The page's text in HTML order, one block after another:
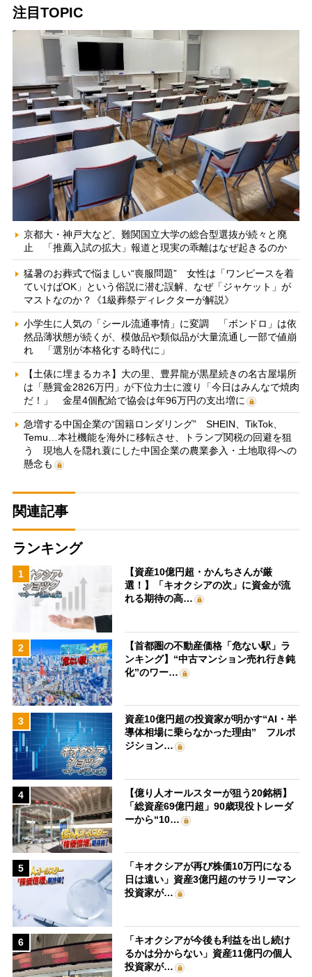
注目TOPIC
京都大・神戸大など、難関国立大学の総合型選抜が続々と廃
止 「推薦入試の拡大」報道と現実の乖離はなぜ起きるのか
猛暑のお葬式で悩ましい“喪服問題” 女性は「ワンピースを着
ていけばOK」という俗説に潜む誤解、なぜ「ジャケット」が
マストなのか？《1級葬祭ディレクターが解説》
小学生に人気の「シール流通事情」に変調 「ボンドロ」は依
然品薄状態が続くが、模倣品や類似品が大量流通し一部で値崩
れ 「選別が本格化する時代に」
【土俵に埋まるカネ】大の里、豊昇龍が黒星続きの名古屋場所
は「懸賞金2826万円」が下位力士に渡り「今日はみんなで焼肉
だ！」 金星4個配給で協会は年96万円の支出増に
急増する中国企業の“国籍ロンダリング” SHEIN、TikTok、
Temu…本社機能を海外に移転させ、トランプ関税の回避を狙
う 現地人を隠れ蓑にした中国企業の農業参入・土地取得への
懸念も
関連記事
ランキング
1
【資産10億円超・かんちさんが厳
選！】「キオクシアの次」に資金が流
れる期待の高…
2
【首都圏の不動産価格「危ない駅」ラ
ンキング】“中古マンション売れ行き鈍
化”のワー…
3
資産10億円超の投資家が明かす“AI・半
導体相場に乗らなかった理由” フルポ
ジション…
4
【億り人オールスターが狙う20銘柄】
「総資産69億円超」90歳現役トレーダ
ーから“10…
5
「キオクシアが再び株価10万円になる
日は遠い」資産3億円超のサラリーマン
投資家が…
6
「キオクシアが今後も利益を出し続け
るかは分からない」資産11億円の個人
投資家が…